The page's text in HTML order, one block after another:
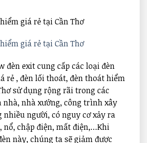
giá rẻ tại Cần Thơ
giá rẻ tại Cần Thơ
đèn exit cung cấp các loại đèn
rẻ , đèn lối thoát, đèn thoát hiểm
sử dụng rộng rãi trong các
nhà xưởng, công trình xây
người, có nguy cơ xảy ra
nổ, chập điện, mất điện,…Khi
này, chúng ta sẽ giảm được